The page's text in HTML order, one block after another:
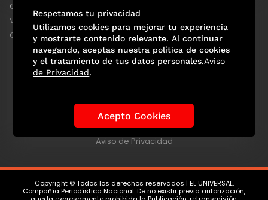
Clase
ViveUSA
Confabulario
Historia de los Mundiales Lo viral Anécdotas Mundialistas
Las Figuras Tendencias Directorio
Aviso de Privacidad
Copyright © Todos los derechos reservados | EL UNIVERSAL,
Compañía Periodística Nacional. De no existir previa autorización,
Respetamos tu privacidad
Utilizamos cookies para mejorar tu experiencia
y mostrarte contenido relevante. Al continuar
navegando, aceptas nuestra política de cookies
y el tratamiento de tus datos personales.Aviso
de Privacidad.
Acepto Cookies